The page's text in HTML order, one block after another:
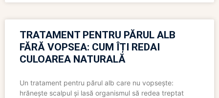
TRATAMENT PENTRU PĂRUL ALB
FĂRĂ VOPSEA: CUM ÎȚI REDAI
CULOAREA NATURALĂ
Un tratament pentru părul alb care nu vopsește:
hrănește scalpul și lasă organismul să redea treptat